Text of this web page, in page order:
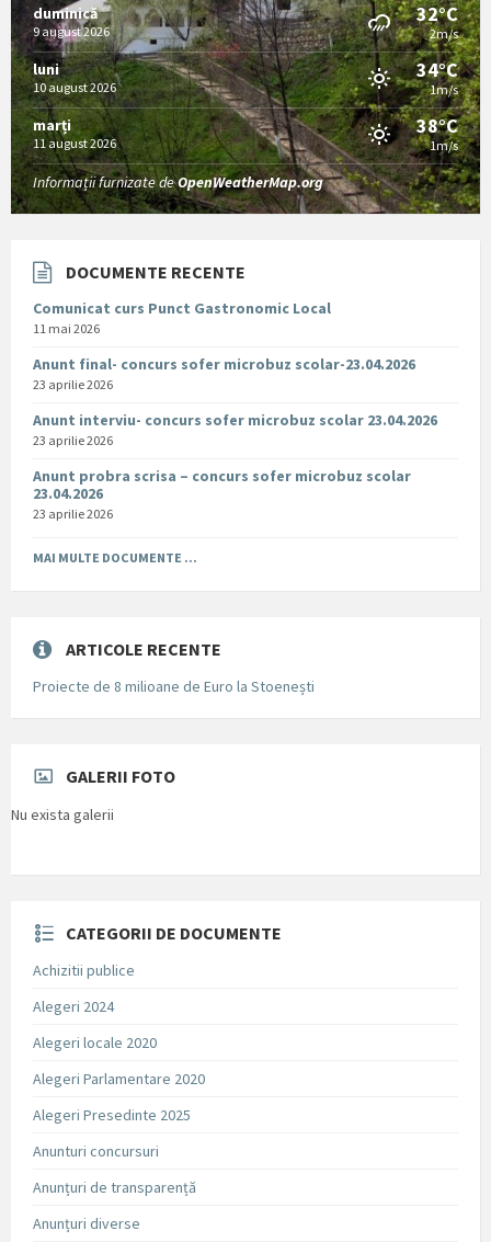
duminică
9 august 2026
32°C
2m/s
luni
10 august 2026
34°C
1m/s
marți
11 august 2026
38°C
1m/s
Informații furnizate deOpenWeatherMap.org
DOCUMENTE RECENTE
Comunicat curs Punct Gastronomic Local
11 mai 2026
Anunt final- concurs sofer microbuz scolar-23.04.2026
23 aprilie 2026
Anunt interviu- concurs sofer microbuz scolar 23.04.2026
23 aprilie 2026
Anunt probra scrisa – concurs sofer microbuz scolar
23.04.2026
23 aprilie 2026
MAI MULTE DOCUMENTE ...
ARTICOLE RECENTE
Proiecte de 8 milioane de Euro la Stoenești
GALERII FOTO
Nu exista galerii
CATEGORII DE DOCUMENTE
Achizitii publice
Alegeri 2024
Alegeri locale 2020
Alegeri Parlamentare 2020
Alegeri Presedinte 2025
Anunturi concursuri
Anunțuri de transparență
Anunțuri diverse